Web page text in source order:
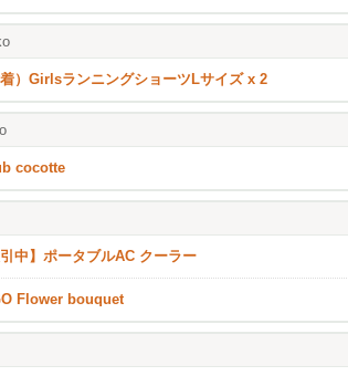
着）GirlsランニングショーツLサイズ x 2
cocotte
引中】ポータブルAC クーラー
Flower bouquet